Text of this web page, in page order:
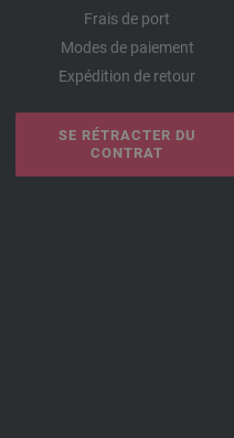
Frais de port
Modes de paiement
Expédition de retour
SE RÉTRACTER DU
CONTRAT